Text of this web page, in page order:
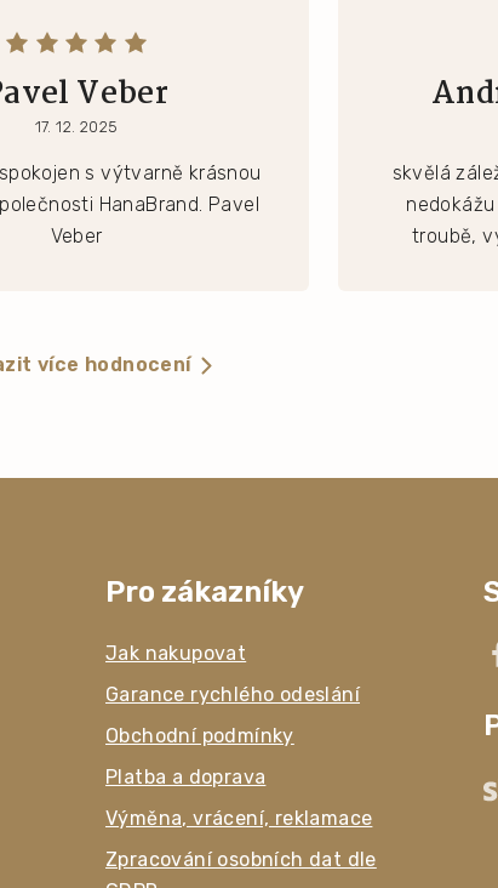
Veber
17. 12. 2025
s výtvarně krásnou
HanaBrand. Pavel
Veber
skvělá
troubě,
více hodnocení
Pro zákazníky
Jak nakupovat
Garance rychlého odeslání
Obchodní podmínky
Platba a doprava
Výměna, vrácení, reklamace
Zpracování osobních dat dle